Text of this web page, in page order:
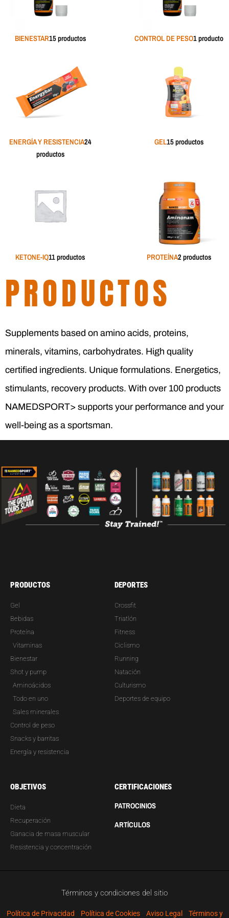
BIENESTAR15 productos CONTROL DE PESO1 producto
ENERGÍA Y RESISTENCIA24
productos
GEL15 productos
KETONE-IQ11 productos PROTEÍNA2 productos
PRODUCTOS
Supplements based on amino acids, proteins,
minerals, vitamins, carbohydrates. High quality
certified ingredients. Unique formulations. Energetics,
stimulants, recovery products. With over 100 products
NAMEDSPORT> supports your performance and your
well-being as a sportsman.
PRODUCTOS
Gel
Bebidas
Proteína
Vitaminas
Bienestar
Shot y pump
Aminoácidos
Todo en uno
Sales minerales
Control de peso
Snacks y barritas
Energía y resistencia
DEPORTES
Crossfit
Triatlón
Fitness
Ciclismo
Running
Natación
Culturismo
Deportes de equipo
OBJETIVOS
Dieta
Recuperación
Ganacia de masa muscular
Resistencia y concentración
CERTIFICACIONES
PATROCINIOS
ARTÍCULOS
Términos y condiciones del sitio
Política de Privacidad Política de Cookies Aviso Legal Términos y